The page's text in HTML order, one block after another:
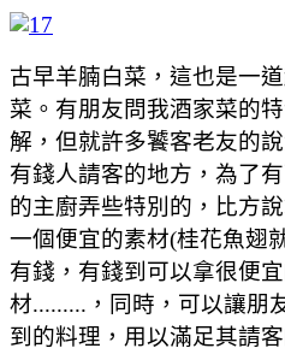
古早羊腩白菜，這也是一
菜。有朋友問我酒家菜的
解，但就許多饕客老友的
有錢人請客的地方，為了
的主廚弄些特別的，比方
一個便宜的素材(桂花魚翅
有錢，有錢到可以拿很便
材.........，同時，可以讓朋
到的料理，用以滿足其請